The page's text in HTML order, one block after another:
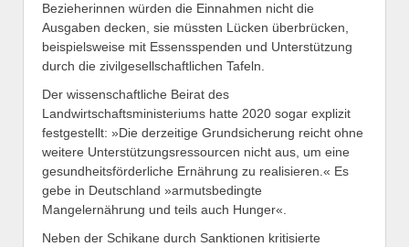
Bezieherinnen würden die Einnahmen nicht die
Ausgaben decken, sie müssten Lücken überbrücken,
beispielsweise mit Essensspenden und Unterstützung
durch die zivilgesellschaftlichen Tafeln.
Der wissenschaftliche Beirat des
Landwirtschaftsministeriums hatte 2020 sogar explizit
festgestellt: »Die derzeitige Grundsicherung reicht ohne
weitere Unterstützungsressourcen nicht aus, um eine
gesundheitsförderliche Ernährung zu realisieren.« Es
gebe in Deutschland »armutsbedingte
Mangelernährung und teils auch Hunger«.
Neben der Schikane durch Sanktionen kritisierte